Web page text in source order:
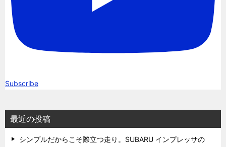
Subscribe
最近の投稿
シンプルだからこそ際立つ走り。SUBARU インプレッサの